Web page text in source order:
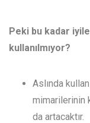
Peki bu kadar
kullanılmıyor?
Aslında
mimarilerinin
da artacaktır.